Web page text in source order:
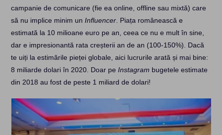
campanie de comunicare (fie ea online, offline sau mixtă) care
să nu implice minim unInfluencer . Piața românească e
estimată la 10 milioane euro pe an, ceea ce nu e mult în sine,
dar e impresionantă rata creșterii an de an (100-150%). Dacă
te uiți la estimările pieței globale, aici lucrurile arată și mai bine:
8 miliarde dolari în 2020. Doar peInstagram bugetele estimate
din 2018 au fost de peste 1 miliard de dolari!